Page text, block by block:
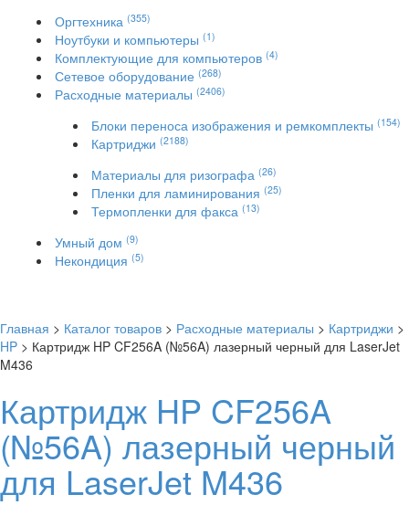
Оргтехника (355)
Ноутбуки и компьютеры (1)
Комплектующие для компьютеров (4)
Сетевое оборудование (268)
Расходные материалы (2406)
Блоки переноса изображения и ремкомплекты (154)
Картриджи (2188)
Материалы для ризографа (26)
Пленки для ламинирования (25)
Термопленки для факса (13)
Умный дом (9)
Некондиция (5)
Главная > Каталог товаров > Расходные материалы > Картриджи >
HP > Картридж HP CF256A (№56A) лазерный черный для LaserJet
M436
Картридж HP CF256A
(№56A) лазерный черный
для LaserJet M436